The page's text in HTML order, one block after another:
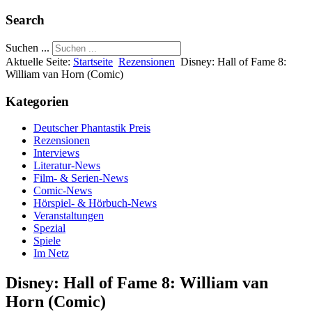
Search
Suchen ...
Aktuelle Seite: Startseite Rezensionen Disney: Hall of Fame 8:
William van Horn (Comic)
Kategorien
Deutscher Phantastik Preis
Rezensionen
Interviews
Literatur-News
Film- & Serien-News
Comic-News
Hörspiel- & Hörbuch-News
Veranstaltungen
Spezial
Spiele
Im Netz
Disney: Hall of Fame 8: William van
Horn (Comic)